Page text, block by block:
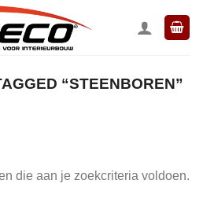
“STEENBOREN”
die aan je zoekcriteria voldoen.